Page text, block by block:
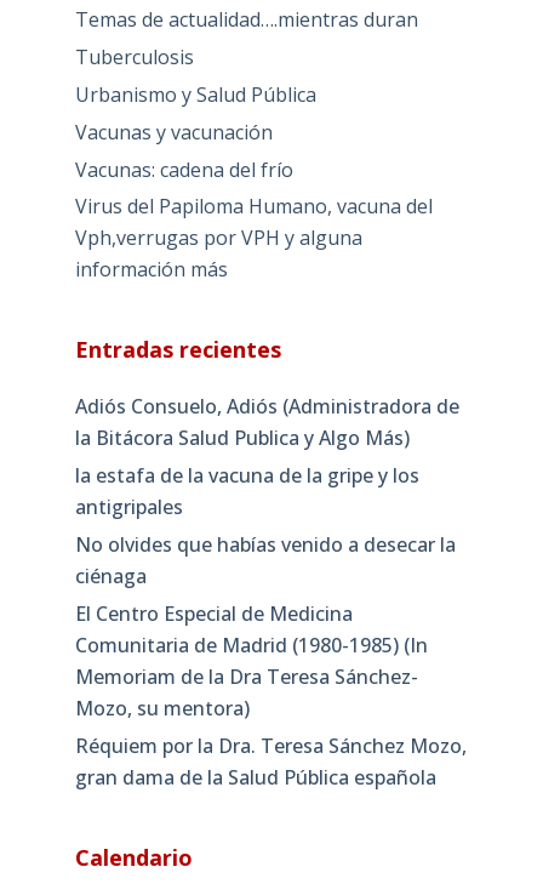
Temas de actualidad….mientras duran
Tuberculosis
Urbanismo y Salud Pública
Vacunas y vacunación
Vacunas: cadena del frío
Virus del Papiloma Humano, vacuna del
Vph,verrugas por VPH y alguna
información más
Entradas recientes
Adiós Consuelo, Adiós (Administradora de
la Bitácora Salud Publica y Algo Más)
la estafa de la vacuna de la gripe y los
antigripales
No olvides que habías venido a desecar la
ciénaga
El Centro Especial de Medicina
Comunitaria de Madrid (1980-1985) (In
Memoriam de la Dra Teresa Sánchez-
Mozo, su mentora)
Réquiem por la Dra. Teresa Sánchez Mozo,
gran dama de la Salud Pública española
Calendario